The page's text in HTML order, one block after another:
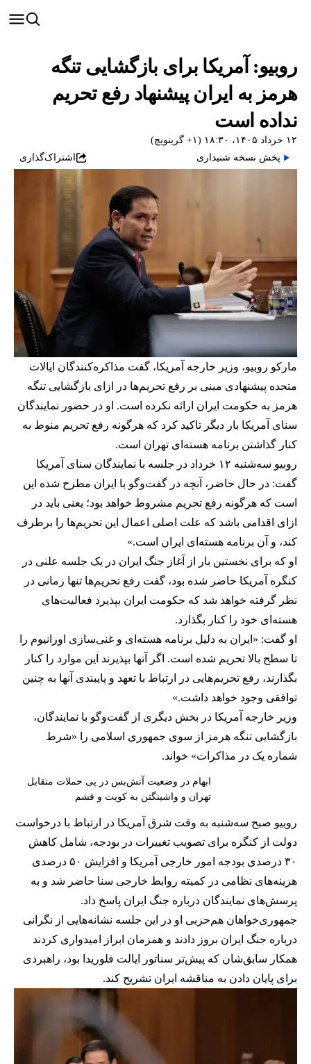
روبیو: آمریکا برای بازگشایی تنگه
هرمز به ایران پیشنهاد رفع تحریم
نداده است
۱۲ خرداد ۱۴۰۵، ۱۸:۳۰ (‎+۱ گرینویچ)
پخش نسخه شنیداری
اشتراک‌گذاری
مارکو روبیو، وزیر خارجه آمریکا، گفت مذاکره‌کنندگان ایالات
متحده پیشنهادی مبنی بر رفع تحریم‌ها در ازای بازگشایی تنگه
هرمز به حکومت ایران ارائه نکرده است. او در حضور نمایندگان
سنای آمریکا بار دیگر تاکید کرد که هرگونه رفع تحریم منوط به
کنار گذاشتن برنامه هسته‌ای تهران است.
روبیو سه‌شنبه ۱۲ خرداد در جلسه‌ با نمایندگان سنای آمریکا
گفت: در حال حاضر، آنچه در گفت‌وگو با ایران مطرح شده این
است که هرگونه رفع تحریم مشروط خواهد بود؛ یعنی باید در
ازای اقدامی باشد که علت اصلی اعمال این تحریم‌ها را برطرف
کند، و آن برنامه هسته‌ای ایران است.»
او که برای نخستین بار از آغاز جنگ ایران در یک جلسه علنی در
کنگره آمریکا حاضر شده بود، گفت رفع تحریم‌ها تنها زمانی در
نظر گرفته خواهد شد که حکومت ایران بپذیرد فعالیت‌های
هسته‌ای خود را کنار بگذارد.
او گفت: «ایران به دلیل برنامه هسته‌ای و غنی‌سازی اورانیوم را
تا سطح بالا تحریم شده است. اگر آنها بپذیرند این موارد را کنار
بگذارند، رفع تحریم‌هایی در ارتباط با تعهد و پایبندی آنها به چنین
توافقی وجود خواهد داشت.»
وزیر خارجه آمریکا در بخش دیگری از گفت‌وگو با نمایندگان،
بازگشایی تنگه هرمز از سوی جمهوری اسلامی را «شرط
شماره یک در مذاکرات» خواند.
ابهام در وضعیت آتش‌بس در پی حملات متقابل
تهران و واشینگتن به کویت و قشم
روبیو صبح سه‌شنبه به وقت شرق آمریکا در ارتباط با درخواست
دولت از کنگره برای تصویب تغییرات در بودجه، شامل کاهش
۳۰ درصدی بودجه امور خارجی آمریکا و افزایش ۵۰ درصدی
هزینه‌های نظامی در کمیته روابط خارجی سنا حاضر شد و به
پرسش‌های نمایندگان درباره جنگ ایران پاسخ داد.
جمهوری‌خواهان هم‌حزبی او در این جلسه نشانه‌هایی از نگرانی
درباره جنگ ایران بروز دادند و همزمان ابراز امیدواری کردند
همکار سابق‌شان که پیش‌تر سناتور ایالت فلوریدا بود، راهبردی
برای پایان دادن به مناقشه ایران تشریح کند.